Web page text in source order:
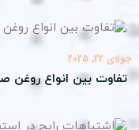
2025
بین انواع روغن